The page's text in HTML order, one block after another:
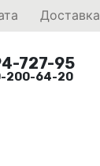
Доставка
727-95
200-64-20